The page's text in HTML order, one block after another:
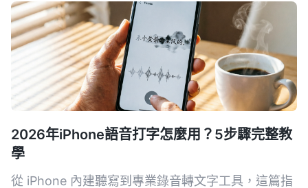
2026年iPhone語音打字怎麼用？5步驟完整教
學
從 iPhone 內建聽寫到專業錄音轉文字工具，這篇指